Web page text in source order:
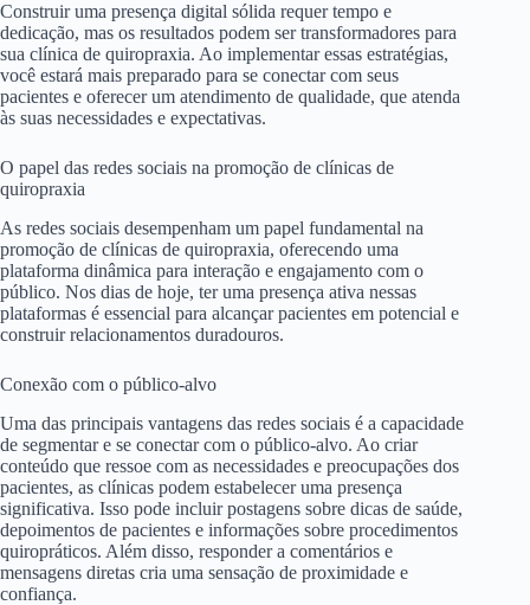
Construir uma presença digital sólida requer tempo e
dedicação, mas os resultados podem ser transformadores para
sua clínica de quiropraxia. Ao implementar essas estratégias,
você estará mais preparado para se conectar com seus
pacientes e oferecer um atendimento de qualidade, que atenda
às suas necessidades e expectativas.
O papel das redes sociais na promoção de clínicas de
quiropraxia
As redes sociais desempenham um papel fundamental na
promoção de clínicas de quiropraxia, oferecendo uma
plataforma dinâmica para interação e engajamento com o
público. Nos dias de hoje, ter uma presença ativa nessas
plataformas é essencial para alcançar pacientes em potencial e
construir relacionamentos duradouros.
Conexão com o público-alvo
Uma das principais vantagens das redes sociais é a capacidade
de segmentar e se conectar com o público-alvo. Ao criar
conteúdo que ressoe com as necessidades e preocupações dos
pacientes, as clínicas podem estabelecer uma presença
significativa. Isso pode incluir postagens sobre dicas de saúde,
depoimentos de pacientes e informações sobre procedimentos
quiropráticos. Além disso, responder a comentários e
mensagens diretas cria uma sensação de proximidade e
confiança.